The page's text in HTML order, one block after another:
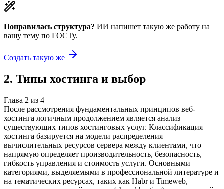
Понравилась структура? ИИ напишет такую же работу на
вашу тему по ГОСТу.
Создать такую же
2. Типы хостинга и выбор
Глава 2 из 4
После рассмотрения фундаментальных принципов веб-
хостинга логичным продолжением является анализ
существующих типов хостинговых услуг. Классификация
хостинга базируется на модели распределения
вычислительных ресурсов сервера между клиентами, что
напрямую определяет производительность, безопасность,
гибкость управления и стоимость услуги. Основными
категориями, выделяемыми в профессиональной литературе и
на тематических ресурсах, таких как Habr и Timeweb,